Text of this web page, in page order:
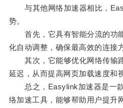
与其他网络加速器相比，
势。
首先，它具有智能分流的功
化自动调整，确保最高效的连接
其次，它能够优化网络传输
延迟，从而提高网页加载速度和
总之，Easylink加速器是一款
络加速工具，能够帮助用户提升